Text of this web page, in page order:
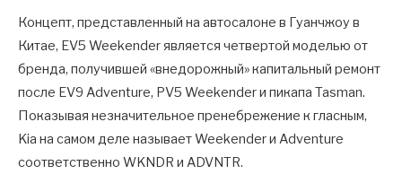
Концепт, представленный на автосалоне в Гуанчжоу в
Китае, EV5 Weekender является четвертой моделью от
бренда, получившей «внедорожный» капитальный ремонт
после EV9 Adventure, PV5 Weekender и пикапа Tasman.
Показывая незначительное пренебрежение к гласным,
Kia на самом деле называет Weekender и Adventure
соответственно WKNDR и ADVNTR.